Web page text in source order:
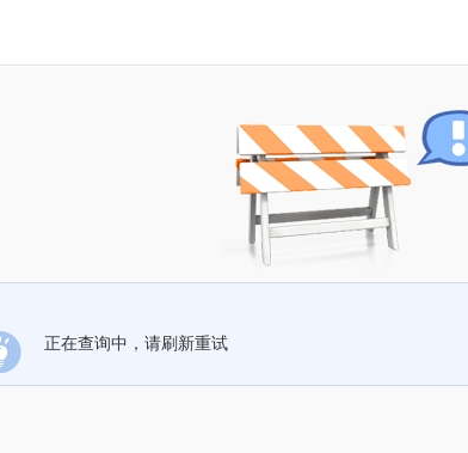
正在查询中，请刷新重试